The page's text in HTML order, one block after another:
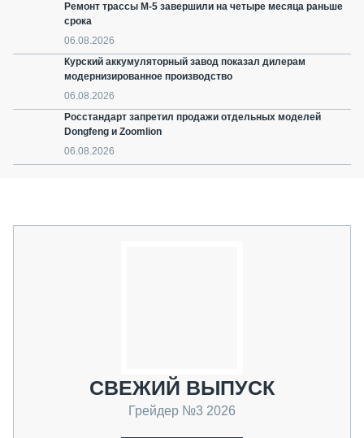
Ремонт трассы М-5 завершили на четыре месяца раньше
срока
06.08.2026
Курский аккумуляторный завод показал дилерам
модернизированное производство
06.08.2026
Росстандарт запретил продажи отдельных моделей
Dongfeng и Zoomlion
06.08.2026
СВЕЖИЙ ВЫПУСК
Грейдер №3 2026